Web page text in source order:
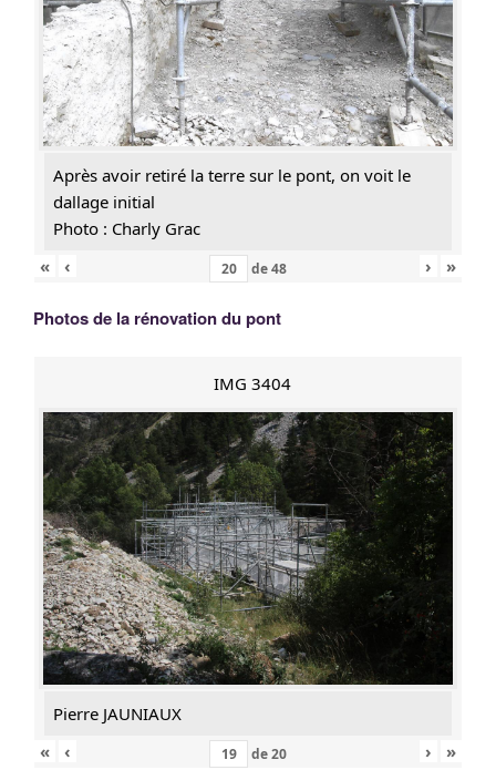
Après avoir retiré la terre sur le pont, on voit le
dallage initial
Photo : Charly Grac
«
‹ de48 › »
Photos de la rénovation du pont
IMG 3404
Pierre JAUNIAUX
«
‹ de20 › »